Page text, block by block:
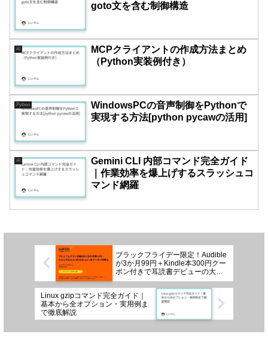
goto文を含む制御構造
AI
MCPクライアントの作成方法まとめ
（Python実装例付き）
Python
WindowsPCの音声制御をPythonで
実現する方法[python pycawの活用]
AI
Gemini CLI 内部コマンド完全ガイド
｜作業効率を爆上げするスラッシュコ
マンド網羅
ブラックフライデー限定！Audible
が3か月99円＋Kindle本300円クー
ポン付きで耳読書デビューの大チ
ャンス
Linux gzipコマンド完全ガイド｜
基本から全オプション・実用例ま
で徹底解説